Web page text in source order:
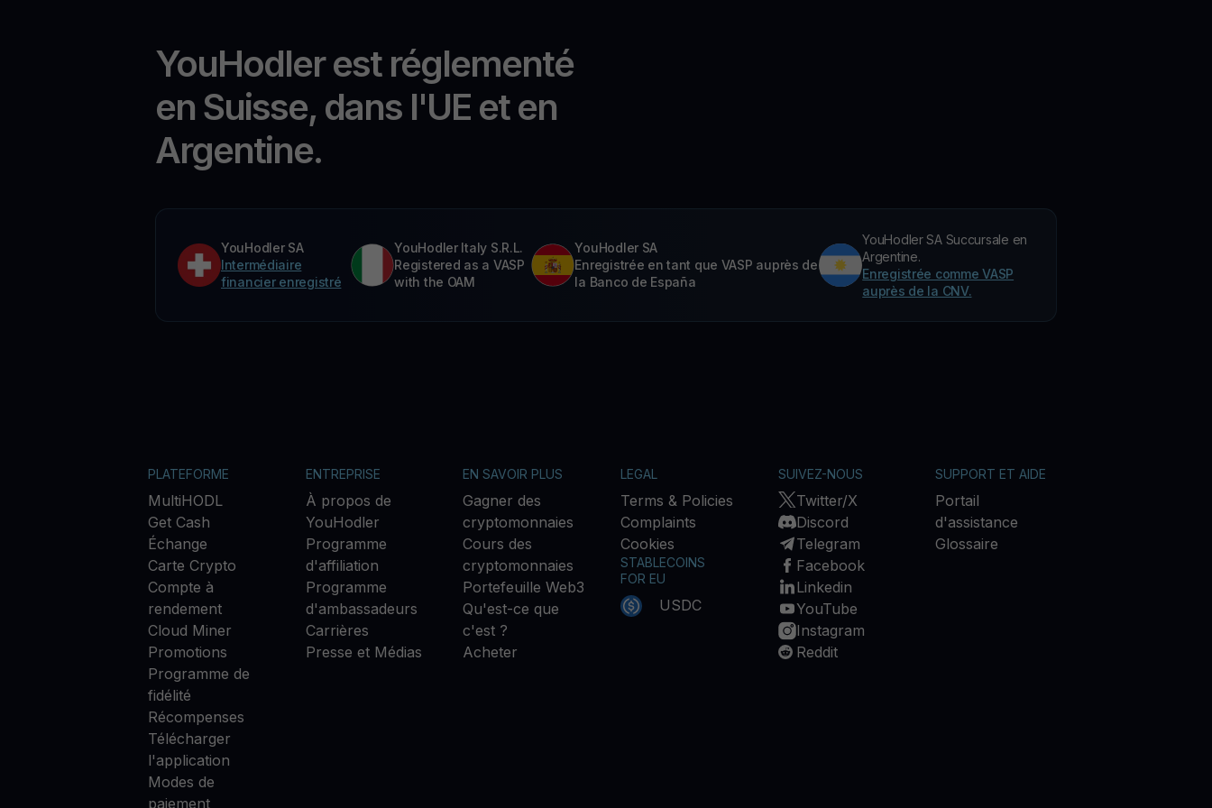
YouHodler est réglementé
en Suisse, dans l'UE et en
Argentine.
YouHodler SA
Intermédiaire
financier enregistré
YouHodler Italy S.R.L.
Registered as a VASP
with the OAM
YouHodler SA
Enregistrée en tant que VASP auprès de
la Banco de España
YouHodler SA Succursale en
Argentine.
Enregistrée comme VASP
auprès de la CNV.
PLATEFORME
MultiHODL
Get Cash
Échange
Carte Crypto
Compte à
rendement
Cloud Miner
Promotions
Programme de
fidélité
Récompenses
Télécharger
l'application
Modes de
paiement
ENTREPRISE
À propos de
YouHodler
Programme
d'affiliation
Programme
d'ambassadeurs
Carrières
Presse et Médias
EN SAVOIR PLUS
Gagner des
cryptomonnaies
Cours des
cryptomonnaies
Portefeuille Web3
Qu'est-ce que
c'est ?
Acheter
LEGAL
Terms & Policies
Complaints
Cookies
STABLECOINS
FOR EU
USDC
SUIVEZ-NOUS
Twitter/X
Discord
Telegram
Facebook
Linkedin
YouTube
Instagram
Reddit
SUPPORT ET AIDE
Portail
d'assistance
Glossaire